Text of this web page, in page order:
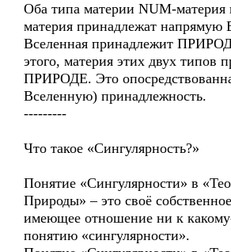
Оба типа материи NUM-
материя принадлежат напрямую
Вселенная принадлежит
этого, материя этих двух типов
ПРИРОДЕ. Это
Вселенную) принадлежность.
---------
Что такое «Сингулярность?»
Понятие «Сингулярности» в
Природы» – это своё
имеющее отношение ни к
понятию «сингулярности».